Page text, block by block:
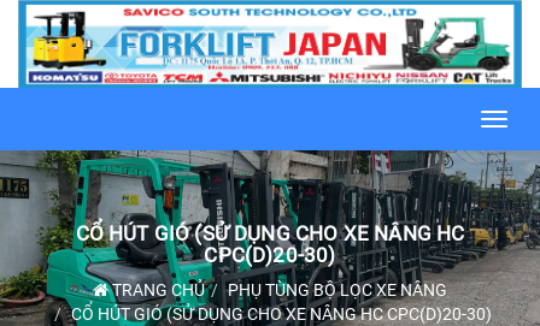
CỔ HÚT GIÓ (SỬ DỤNG CHO XE NÂNG HC
CPC(D)20-30)
TRANG CHỦ
PHỤ TÙNG BỘ LỌC XE NÂNG
CỔ HÚT GIÓ (SỬ DỤNG CHO XE NÂNG HC CPC(D)20-30)